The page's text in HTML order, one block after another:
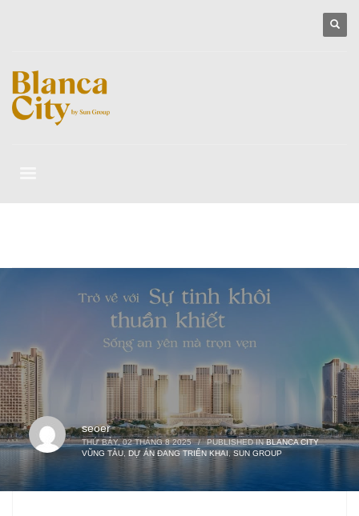
seoer
THỨ BẢY, 02 THÁNG 8 2025 / PUBLISHED INBLANCA CITY
VŨNG TÀU, DỰ ÁN ĐANG TRIỂN KHAI SUN GROUP